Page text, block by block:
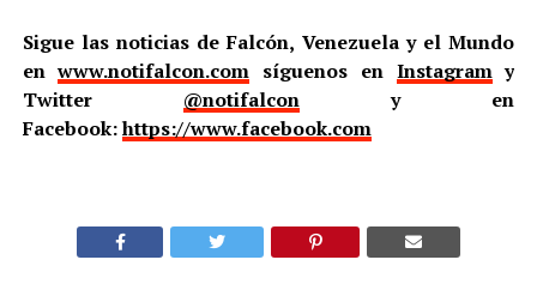
Sigue las noticias de Falcón, Venezuela y el Mundo
enwww.notifalcon.com síguenos en Instagramy
Twitter @notifalcony en
Facebook:https://www.facebook.com